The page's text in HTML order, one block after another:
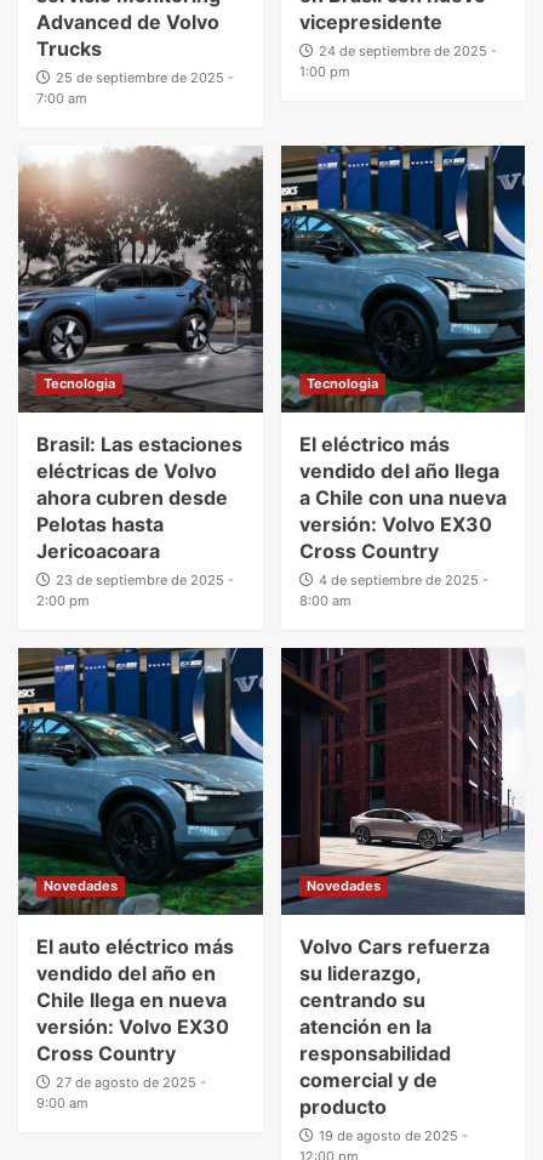
Advanced de Volvo
Trucks
25 de septiembre de 2025 -
7:00 am
vicepresidente
24 de septiembre de 2025 -
1:00 pm
Tecnologia
Brasil: Las estaciones
eléctricas de Volvo
ahora cubren desde
Pelotas hasta
Jericoacoara
23 de septiembre de 2025 -
2:00 pm
Tecnologia
El eléctrico más
vendido del año llega
a Chile con una nueva
versión: Volvo EX30
Cross Country
4 de septiembre de 2025 -
8:00 am
Novedades
El auto eléctrico más
vendido del año en
Chile llega en nueva
versión: Volvo EX30
Cross Country
27 de agosto de 2025 -
9:00 am
Novedades
Volvo Cars refuerza
su liderazgo,
centrando su
atención en la
responsabilidad
comercial y de
producto
19 de agosto de 2025 -
12:00 pm